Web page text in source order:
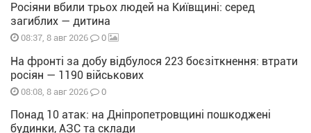
Росіяни вбили трьох людей на Київщині: серед
загиблих — дитина
08:37, 8 авг 2026 0
На фронті за добу відбулося 223 боєзіткнення: втрати
росіян — 1190 військових
08:08, 8 авг 2026 0
Понад 10 атак: на Дніпропетровщині пошкоджені
будинки, АЗС та склади